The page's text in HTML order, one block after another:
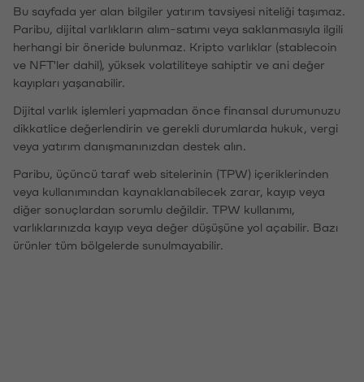
Bu sayfada yer alan bilgiler yatırım tavsiyesi niteliği taşımaz.
Paribu, dijital varlıkların alım-satımı veya saklanmasıyla ilgili
herhangi bir öneride bulunmaz. Kripto varlıklar (stablecoin
ve NFT'ler dahil), yüksek volatiliteye sahiptir ve ani değer
kayıpları yaşanabilir.
Dijital varlık işlemleri yapmadan önce finansal durumunuzu
dikkatlice değerlendirin ve gerekli durumlarda hukuk, vergi
veya yatırım danışmanınızdan destek alın.
Paribu, üçüncü taraf web sitelerinin (TPW) içeriklerinden
veya kullanımından kaynaklanabilecek zarar, kayıp veya
diğer sonuçlardan sorumlu değildir. TPW kullanımı,
varlıklarınızda kayıp veya değer düşüşüne yol açabilir. Bazı
ürünler tüm bölgelerde sunulmayabilir.